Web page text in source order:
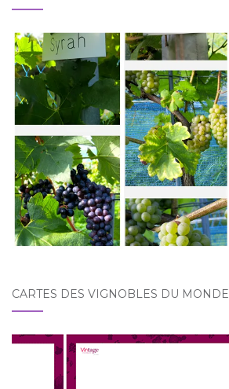
CARTES DES VIGNOBLES DU MONDE